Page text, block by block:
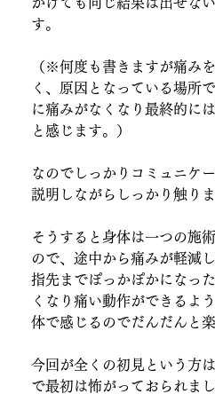
す。
（※何度も書きますが痛み
く、原因となっている場所
に痛みがなくなり最終的に
と感じます。）
なのでしっかりコミュニケ
説明しながらしっかり触りま
そうすると身体は一つの施
ので、途中から痛みが軽減
指先までぽっかぽかになっ
くなり痛い動作ができるよ
体で感じるのでだんだんと
今回が全くの初見という方
で最初は怖がっておられま